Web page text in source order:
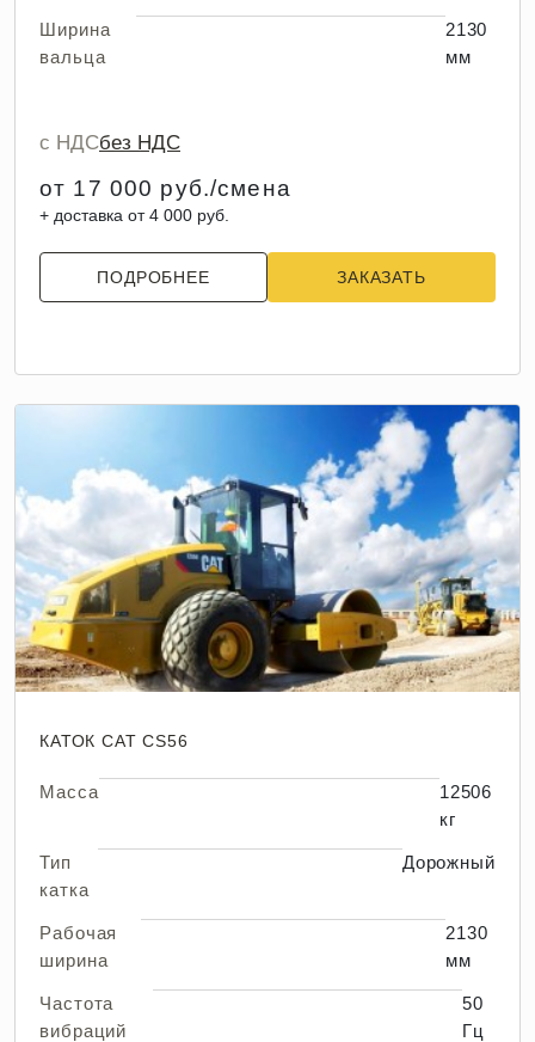
Ширина
вальца
2130
мм
с НДСбез НДС
от 17 000 руб./смена
+ доставка от 4 000 руб.
ПОДРОБНЕЕ ЗАКАЗАТЬ
КАТОК CAT CS56
Масса
12506
кг
Тип
катка
Дорожный
Рабочая
ширина
2130
мм
Частота
вибраций
50
Гц